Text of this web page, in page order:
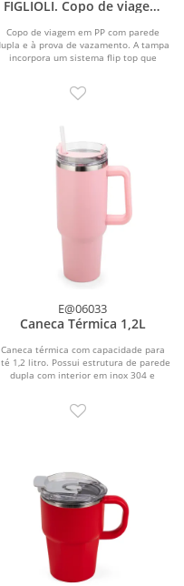
FIGLIOLI. Copo de viagem
à prova de vazamento
Copo de viagem em PP com parede
e à prova de vazamento. A tampa
incorpora um sistema flip top que
E@06033
Caneca Térmica 1,2L
Caneca térmica com capacidade para
1,2 litro. Possui estrutura de parede
dupla com interior em inox 304 e